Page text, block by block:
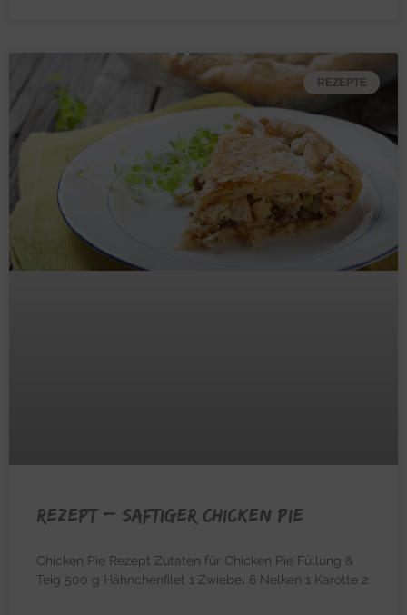
REZEPTE
REZEPT – Saftiger Chicken Pie
Chicken Pie Rezept Zutaten für Chicken Pie Füllung &
Teig 500 g Hähnchenfilet 1 Zwiebel 6 Nelken 1 Karotte 2